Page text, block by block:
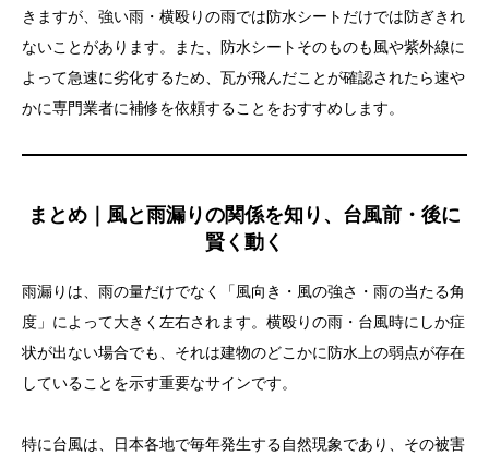
きますが、強い雨・横殴りの雨では防水シートだけでは防ぎきれ
ないことがあります。また、防水シートそのものも風や紫外線に
よって急速に劣化するため、瓦が飛んだことが確認されたら速や
かに専門業者に補修を依頼することをおすすめします。
まとめ｜風と雨漏りの関係を知り、台風前・後に
賢く動く
雨漏りは、雨の量だけでなく「風向き・風の強さ・雨の当たる角
度」によって大きく左右されます。横殴りの雨・台風時にしか症
状が出ない場合でも、それは建物のどこかに防水上の弱点が存在
していることを示す重要なサインです。
特に台風は、日本各地で毎年発生する自然現象であり、その被害